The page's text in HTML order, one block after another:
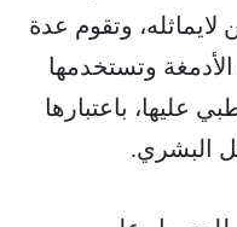
وتقوم عدة
وتستخدمها
عليها، باعتبارها
البشري.